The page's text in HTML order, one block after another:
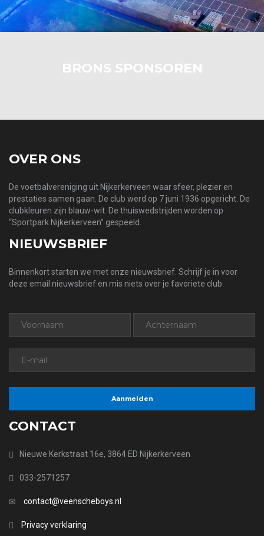
BRONS SPONSOREN
OVER ONS
De voetbalvereniging uit Nijkerkerveen waar sfeer, plezier en
prestaties samen gaan. De club werd op 7 juni 1936 opgericht. De
clubkleuren zijn blauw-wit. De thuiswedstrijden worden op
“Sportpark Nijkerkerveen” gespeeld.
NIEUWSBRIEF
Binnenkort starten we met onze nieuwsbrief. Schrijf je in voor
deze email nieuwsbrief en mis niets over je favoriete club.
CONTACT
Nieuwe Kerkstraat 16e, 3864 ED Nijkerkerveen
033-2571257
contact@veenscheboys.nl
Privacy verklaring